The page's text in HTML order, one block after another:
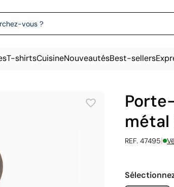
T-shirtsCuisineNouveautésBest-sellers
métal
REF. 47495|